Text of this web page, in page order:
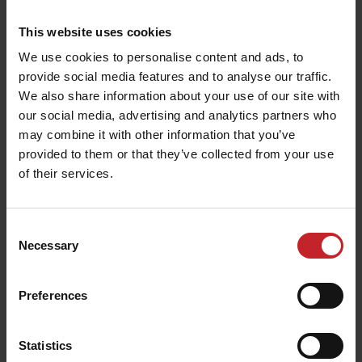
This website uses cookies
We use cookies to personalise content and ads, to
provide social media features and to analyse our traffic.
We also share information about your use of our site with
our social media, advertising and analytics partners who
may combine it with other information that you’ve
provided to them or that they’ve collected from your use
of their services.
Selection
Necessary
Preferences
Statistics
Инкорпориране на покривна култура
Покривните култури се накъсват и смесват